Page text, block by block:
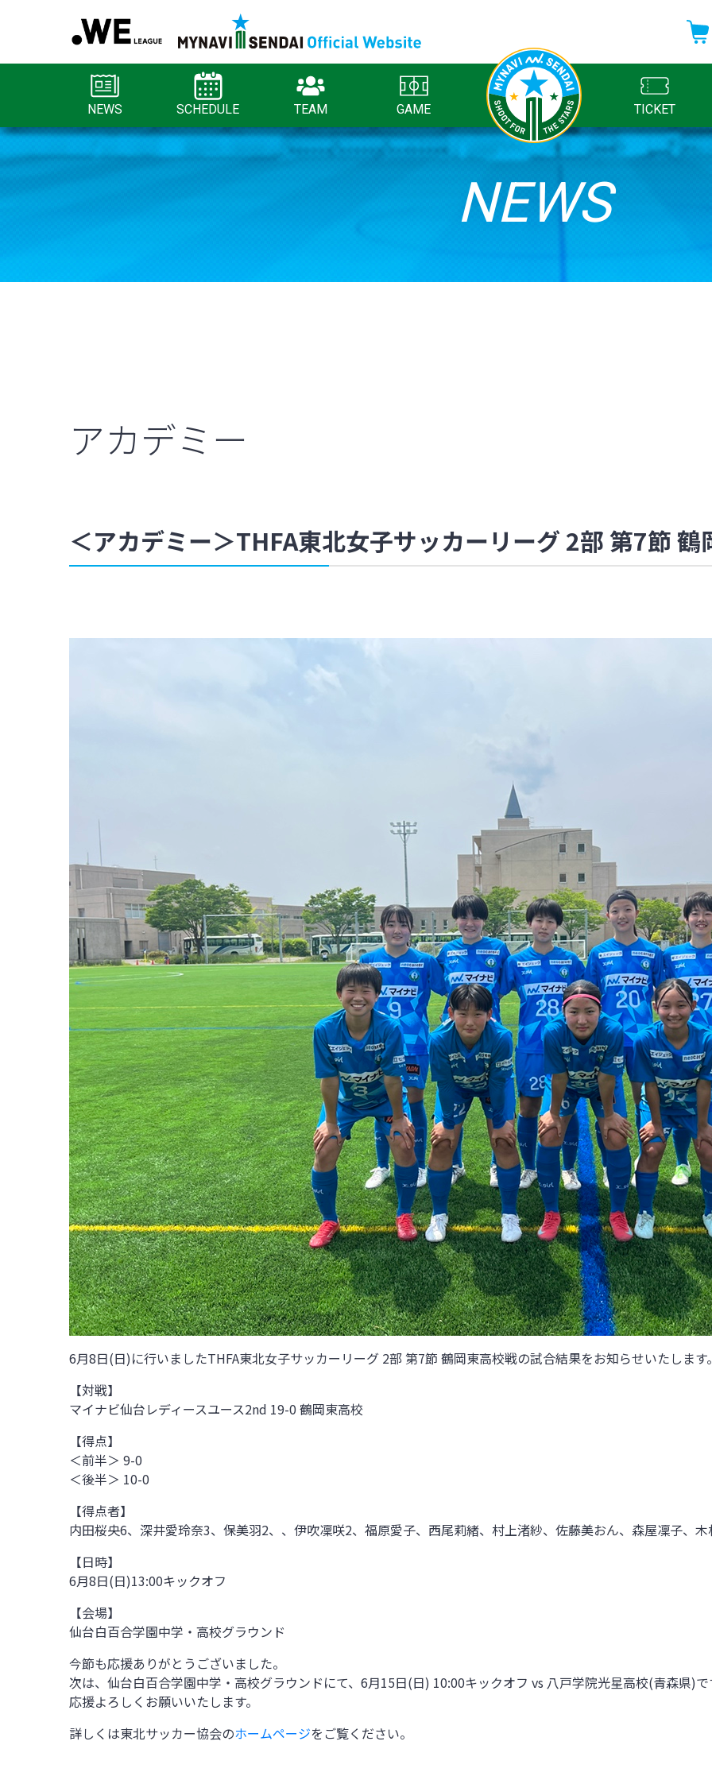
NEWS SCHEDULE TEAM GAME TICKET
NEWS
アカデミー
＜アカデミー＞THFA東北女子サッカーリーグ 2部 第7節
6月8日(日)に行いましたTHFA東北女子サッカーリーグ 2部 第7節 鶴岡東高校戦の試合結果をお知らせいたします
【対戦】
マイナビ仙台レディースユース2nd 19-0 鶴岡東高校
【得点】
＜前半＞ 9-0
＜後半＞ 10-0
【得点者】
内田桜央6、深井愛玲奈3、保美羽2、、伊吹凜咲2、福原愛子、西尾莉緒、村上渚紗、佐藤美おん、森屋凜子、
【日時】
6月8日(日)13:00キックオフ
【会場】
仙台白百合学園中学・高校グラウンド
今節も応援ありがとうございました。
次は、 仙台白百合学園中学・高校グラウンドにて、6月15日(日) 10:00キックオフ vs 八戸学院光星高校(青森県)で
応援よろしくお願いいたします。
詳しくは東北サッカー協会のホームページをご覧ください。